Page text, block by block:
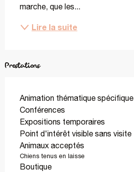
marche, que les...
Lire la suite
Prestations
Animation thématique spécifique
Conférences
Expositions temporaires
Point d'intérêt visible sans visite
Animaux acceptés
Chiens tenus en laisse
Boutique